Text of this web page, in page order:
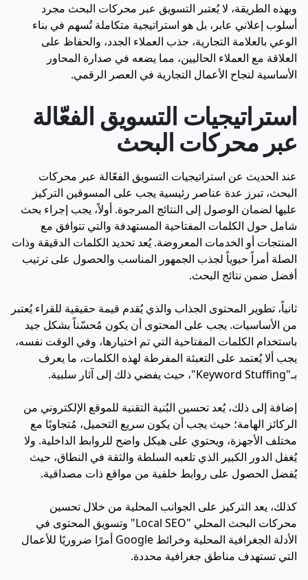
وبهذه الطريقة، لا يُعتبر التسويق عبر محركات البحث مجرد
أسلوب إعلاني عابر، بل هو استراتيجية متكاملة تُسهم في بناء
الوعي بالعلامة التجارية، جذب العملاء الجدد، والحفاظ على
العلاقة مع العملاء الحاليين، مما يضعه في صدارة المحاور
الأساسية لنجاح الأعمال التجارية في العصر الرقمي.
استراتيجيات التسويق الفعّالة
عبر محركات البحث
عند الحديث عن استراتيجيات التسويق الفعّالة عبر محركات
البحث، تبرز عدة عناصر رئيسية يجب على المسوقين التركيز
عليها لضمان الوصول إلى النتائج المرجوة. أولاً، يجب إجراء بحث
شامل حول الكلمات المفتاحية المستهدفة والتي تتوافق مع
المنتجات أو الخدمات المعروضة. يُعد تحديد الكلمات الدقيقة وذات
الصلة أمراً حيوياً لجذب الجمهور المناسب والحصول على ترتيب
أفضل ضمن نتائج البحث.
ثانياً، تطوير المحتوى الجذاب والذي يُقدم قيمة حقيقية للقراء يُعتبر
من الأساسيات. يجب على المحتوى أن يكون مُحسّناً بشكل جيد
باستخدام الكلمات المفتاحية التي تم اختيارها، وفي الوقت نفسه،
يجب ألا يُعتمد على التعبئة المفرطة لهذه الكلمات، ما يعرف
بـ"Keyword Stuffing"، حيث يفضي ذلك إلى آثار سلبية.
إضافة إلى ذلك، يُعد تحسين البُنية التقنية للموقع الإلكتروني من
الركائز الهامة؛ حيث يجب أن يكون سريع التحميل، مُتجاوبًا مع
مختلف الأجهزة، ويحتوي على هيكل واضح للروابط الداخلية. ولا
يُغفل الدور الكبير الذي تلعبه السلطة والثقة في النطاق، حيث
يُفضل الحصول على روابط خلفية من مواقع ذات مصداقية.
كذلك، يعد التركيز على الجوانب المحلية من خلال تحسين
محركات البحث المحلي "Local SEO" وتسويق المحتوى في
الأدلة الجغرافية المحلية وخرائط Google أمرًا ضروريًا للأعمال
التي تستهدف مناطق جغرافية محددة.